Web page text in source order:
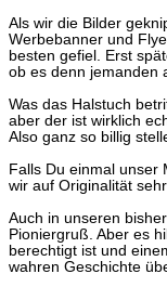
Als wir die Bilder
Werbebanner und
besten gefiel. Erst
ob es denn jemanden
Was das Halstuch
aber der ist wirklich
Also ganz so billig
Falls Du einmal unser
wir auf Originalität sehr
Auch in unseren
Pioniergruß. Aber es
berechtigt ist und
wahren Geschichte